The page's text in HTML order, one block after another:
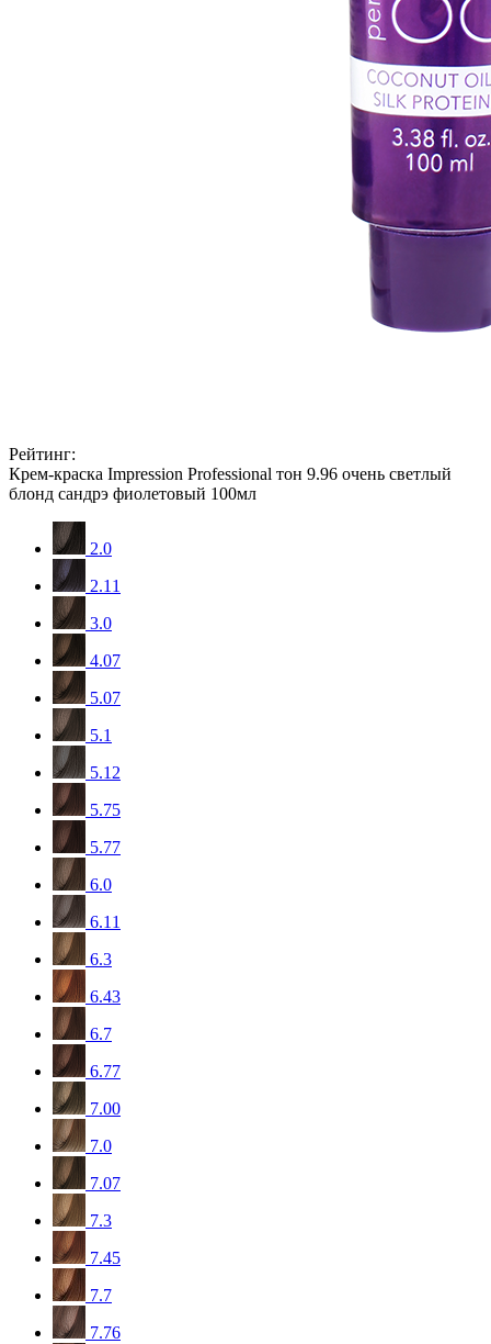
Рейтинг:
Крем-краска Impression Professional тон 9.96 очень светлый
блонд сандрэ фиолетовый 100мл
2.0
2.11
3.0
4.07
5.07
5.1
5.12
5.75
5.77
6.0
6.11
6.3
6.43
6.7
6.77
7.00
7.0
7.07
7.3
7.45
7.7
7.76